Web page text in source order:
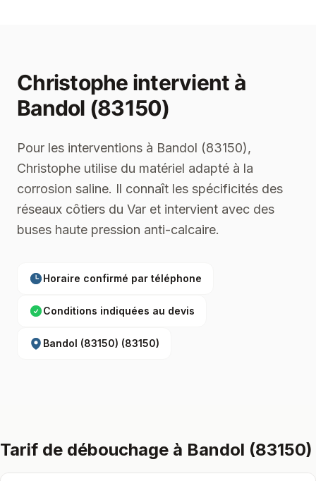
Christophe intervient à
Bandol (83150)
Pour les interventions à Bandol (83150),
Christophe utilise du matériel adapté à la
corrosion saline. Il connaît les spécificités des
réseaux côtiers du Var et intervient avec des
buses haute pression anti-calcaire.
Horaire confirmé par téléphone
Conditions indiquées au devis
Bandol (83150) (83150)
Tarif de débouchage à Bandol (83150)